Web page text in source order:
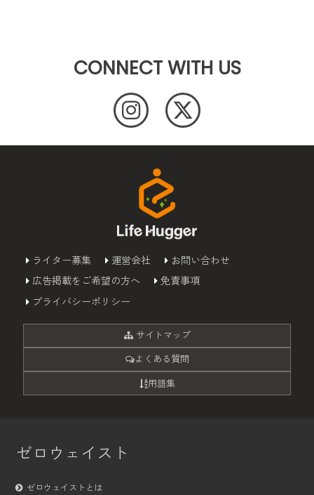
CONNECT WITH US
ライター募集 運営会社
お問い合わせ
広告掲載をご希望の方へ
免責事項
プライバシーポリシー
サイトマップ
よくある質問
用語集
ゼロウェイスト
ゼロウェイストとは